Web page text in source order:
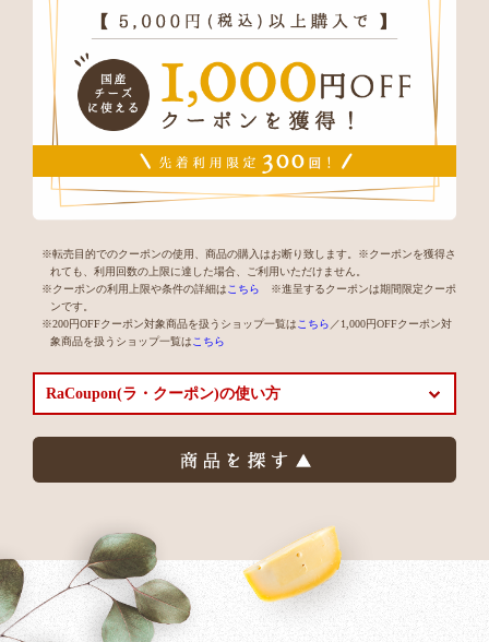
※転売目的でのクーポンの使用、商品の購入はお断り致します。※クーポンを獲得さ
れても、利用回数の上限に達した場合、ご利用いただけません。
※クーポンの利用上限や条件の詳細は こちら ※進呈するクーポンは期間限定クーポ
ンです。
※200円OFFクーポン対象商品を扱うショップ一覧は こちら ／1,000円OFFクーポン対
象商品を扱うショップ一覧は こちら
RaCoupon(ラ・クーポン)の使い方